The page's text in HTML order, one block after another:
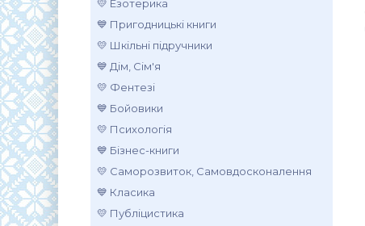
💛 Езотерика
💙 Пригодницькі книги
💛 Шкільні підручники
💙 Дім, Сім'я
💛 Фентезі
💙 Бойовики
💛 Психологія
💙 Бізнес-книги
💛 Саморозвиток, Самовдосконалення
💙 Класика
💛 Публіцистика